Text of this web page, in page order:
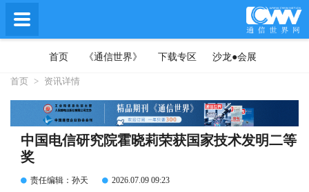
首页 《通信世界》 下载专区 沙龙●会展
首页 > 资讯详情
中国电信研究院霍晓莉荣获国家技术发明二等
奖
责任编辑：孙天
2026.07.09 09:23